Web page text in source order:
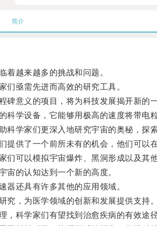
简介
越来越多的挑战和问题。
亟需先进而高效的研究工具。
意义的项目，将为科技发展揭开新的一
学设备，它能够用极高的速度将带电
学家们更深入地研究宇宙的奥秘，探索
供了一个前所未有的机会，他们可以在
可以模拟宇宙爆炸、黑洞形成以及其
的认知达到一个新的高度。
还具有许多其他的应用领域。
，为医学领域的创新和发展提供支持。
科学家们有望找到治愈疾病的有效途径